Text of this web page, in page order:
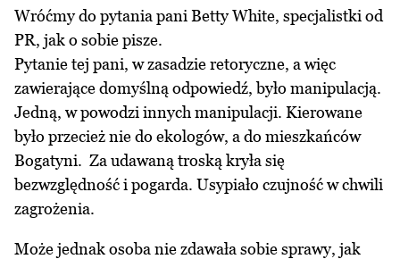
Wróćmy do pytania pani Betty White, specjalistki od
PR, jak o sobie pisze.
Pytanie tej pani, w zasadzie retoryczne, a więc
zawierające domyślną odpowiedź, było manipulacją.
Jedną, w powodzi innych manipulacji. Kierowane
było przecież nie do ekologów, a do mieszkańców
Bogatyni. Za udawaną troską kryła się
bezwzględność i pogarda. Usypiało czujność w chwili
zagrożenia.
Może jednak osoba nie zdawała sobie sprawy, jak